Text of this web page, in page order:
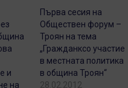
и
на
Първа сесия на
Обществен форум –
Троян на тема
„Гражданксо участие
в местната политика
в община Троян“
28.02.2012